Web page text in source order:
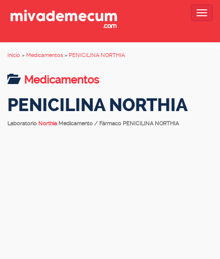
Inicio » Medicamentos » PENICILINA NORTHIA
Medicamentos
PENICILINA NORTHIA
Laboratorio Northia Medicamento / Fármaco PENICILINA NORTHIA